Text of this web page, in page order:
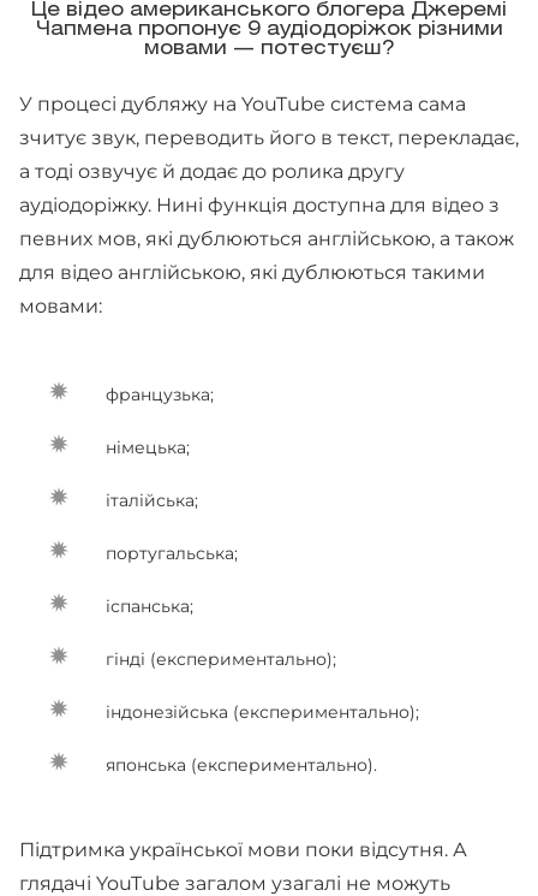
Це відео американського блогера Джеремі
Чапмена пропонує 9 аудіодоріжок різними
мовами — потестуєш?
У процесі дубляжу на YouTube система сама
зчитує звук, переводить його в текст, перекладає,
а тоді озвучує й додає до ролика другу
аудіодоріжку. Нині функція доступна для відео з
певних мов, які дублюються англійською, а також
для відео англійською, які дублюються такими
мовами:
французька;
німецька;
італійська;
португальська;
іспанська;
гінді (експериментально);
індонезійська (експериментально);
японська (експериментально).
Підтримка української мови поки відсутня. А
глядачі YouTube загалом узагалі не можуть